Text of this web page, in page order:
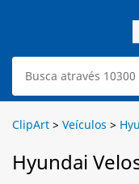
ClipArt > Veículos >
Hyundai